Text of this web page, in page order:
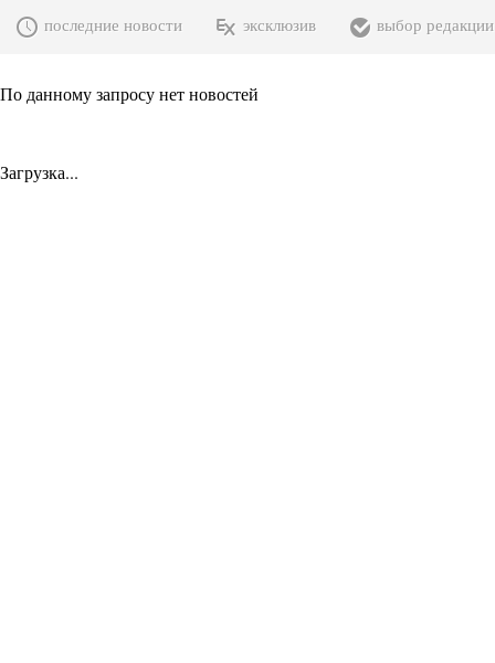
последние новости эксклюзив выбор редакции
По данному запросу нет новостей
Загрузка...